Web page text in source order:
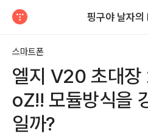
핑구야 날자의
스마트폰
엘지 V20 초대
oZ!! 모듈방식을
일까?